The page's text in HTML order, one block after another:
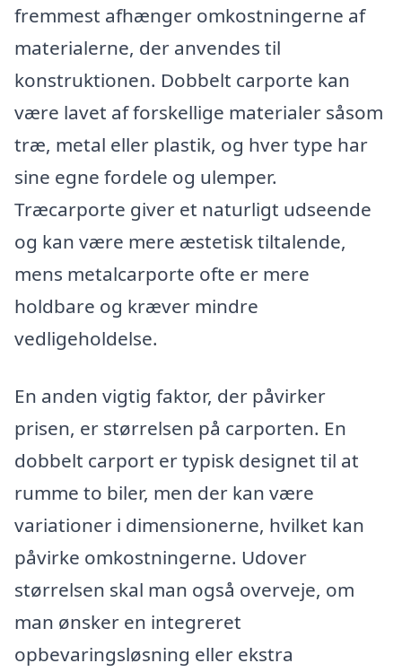
fremmest afhænger omkostningerne af
materialerne, der anvendes til
konstruktionen. Dobbelt carporte kan
være lavet af forskellige materialer såsom
træ, metal eller plastik, og hver type har
sine egne fordele og ulemper.
Træcarporte giver et naturligt udseende
og kan være mere æstetisk tiltalende,
mens metalcarporte ofte er mere
holdbare og kræver mindre
vedligeholdelse.
En anden vigtig faktor, der påvirker
prisen, er størrelsen på carporten. En
dobbelt carport er typisk designet til at
rumme to biler, men der kan være
variationer i dimensionerne, hvilket kan
påvirke omkostningerne. Udover
størrelsen skal man også overveje, om
man ønsker en integreret
opbevaringsløsning eller ekstra